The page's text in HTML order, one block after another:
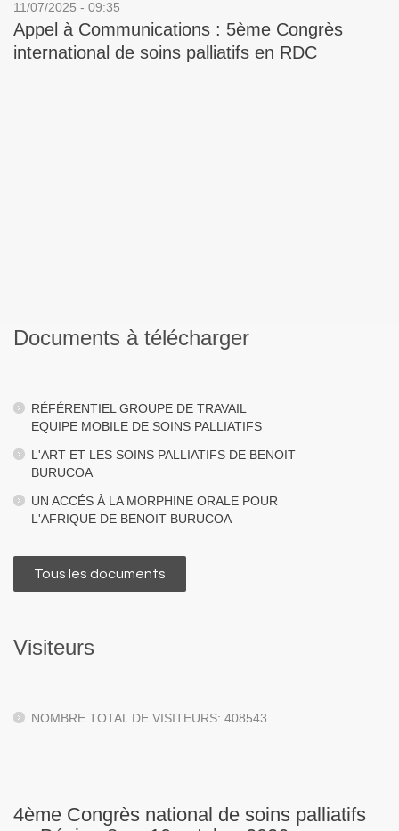
11/07/2025 - 09:35
Appel à Communications : 5ème Congrès
international de soins palliatifs en RDC
Documents à télécharger
RÉFÉRENTIEL GROUPE DE TRAVAIL
EQUIPE MOBILE DE SOINS PALLIATIFS
L'ART ET LES SOINS PALLIATIFS DE BENOIT
BURUCOA
UN ACCÉS À LA MORPHINE ORALE POUR
L'AFRIQUE DE BENOIT BURUCOA
Tous les documents
Visiteurs
NOMBRE TOTAL DE VISITEURS: 408543
4ème Congrès national de soins palliatifs